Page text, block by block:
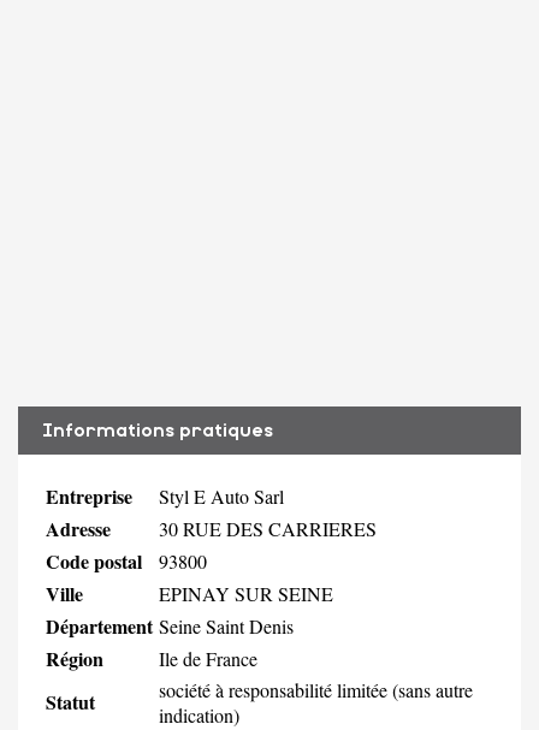
Informations pratiques
Entreprise Styl E Auto Sarl
Adresse 30 RUE DES CARRIERES
Code postal 93800
Ville EPINAY SUR SEINE
Département Seine Saint Denis
Région Ile de France
Statut
société à responsabilité limitée (sans autre
indication)